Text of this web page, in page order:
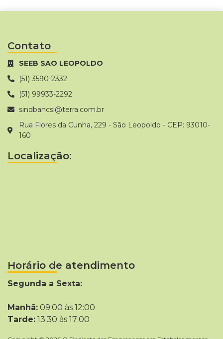
Contato
SEEB SAO LEOPOLDO
(51) 3590-2332
(51) 99933-2292
sindbancsl@terra.com.br
Rua Flores da Cunha, 229 - São Leopoldo - CEP: 93010-
160
Localização:
Horário de atendimento
Segunda a Sexta:
Manhã: 09:00 às 12:00
Tarde: 13:30 às 17:00